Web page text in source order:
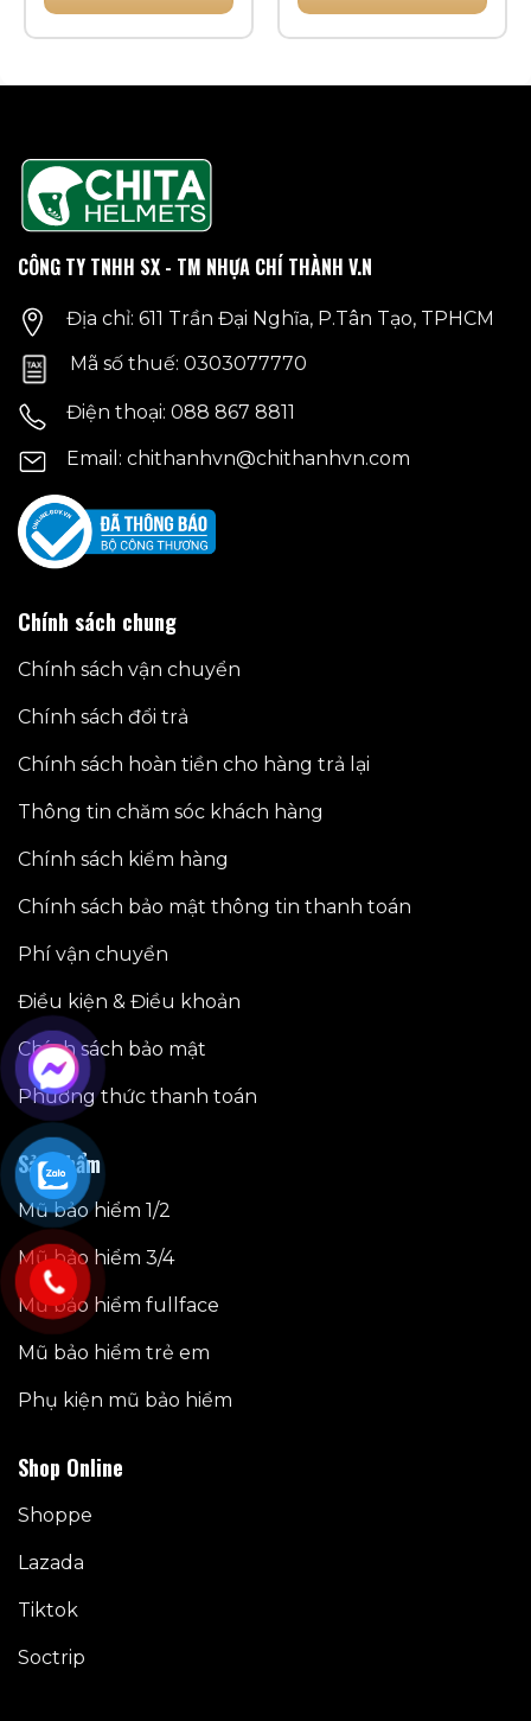
có
được
trên
phẩm
CÔNG TY TNHH SX - TM NHỰA CHÍ THÀNH V.N
Địa chỉ: 611 Trần Đại Nghĩa, P.Tân Tạo, TPHCM
Mã số thuế: 0303077770
Điện thoại: 088 867 8811
Email: chithanhvn@chithanhvn.com
Chính sách chung
Chính sách vận chuyển
Chính sách đổi trả
Chính sách hoàn tiền cho hàng trả lại
Thông tin chăm sóc khách hàng
Chính sách kiểm hàng
Chính sách bảo mật thông tin thanh toán
Phí vận chuyển
Điều kiện & Điều khoản
Chính sách bảo mật
Phương thức thanh toán
Sản phẩm
Mũ bảo hiểm 1/2
Mũ bảo hiểm 3/4
Mũ bảo hiểm fullface
Mũ bảo hiểm trẻ em
Phụ kiện mũ bảo hiểm
Shop Online
Shoppe
Lazada
Tiktok
Soctrip